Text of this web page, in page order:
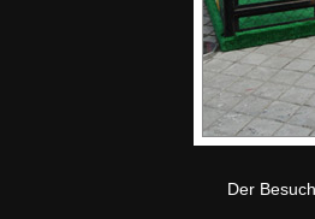
Der